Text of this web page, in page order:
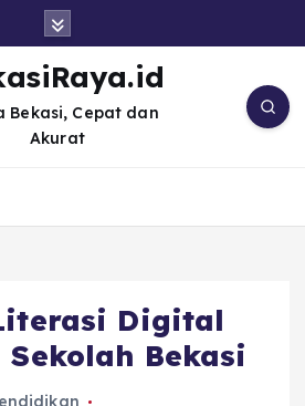
Bekasi, Cepat dan
Akurat
Digital
Sekolah Bekasi